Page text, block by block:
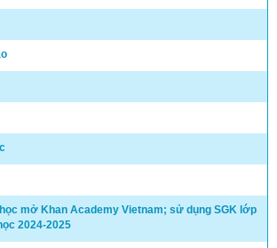
mở Khan Academy Vietnam; sử dụng SGK lớp
2024-2025